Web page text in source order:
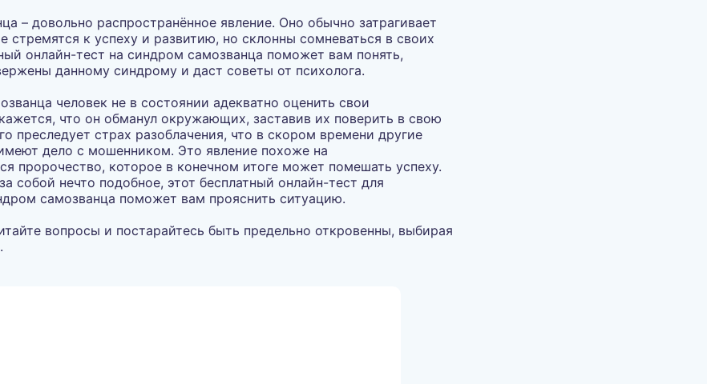
– довольно распространённое явление. Оно обычно затрагивает
стремятся к успеху и развитию, но склонны сомневаться в своих
онлайн-тест на синдром самозванца поможет вам понять,
данному синдрому и даст советы от психолога.
человек не в состоянии адекватно оценить свои
что он обманул окружающих, заставив их поверить в свою
преследует страх разоблачения, что в скором времени другие
дело с мошенником. Это явление похоже на
пророчество, которое в конечном итоге может помешать успеху.
собой нечто подобное, этот бесплатный онлайн-тест для
самозванца поможет вам прояснить ситуацию.
вопросы и постарайтесь быть предельно откровенны, выбирая